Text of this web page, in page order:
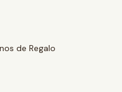
de Regalo